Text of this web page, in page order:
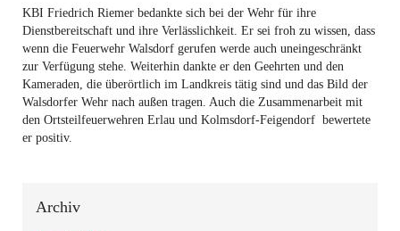
KBI Friedrich Riemer bedankte sich bei der Wehr für ihre
Dienstbereitschaft und ihre Verlässlichkeit. Er sei froh zu wissen, dass
wenn die Feuerwehr Walsdorf gerufen werde auch uneingeschränkt
zur Verfügung stehe. Weiterhin dankte er den Geehrten und den
Kameraden, die überörtlich im Landkreis tätig sind und das Bild der
Walsdorfer Wehr nach außen tragen. Auch die Zusammenarbeit mit
den Ortsteilfeuerwehren Erlau und Kolmsdorf-Feigendorf bewertete
er positiv.
Archiv